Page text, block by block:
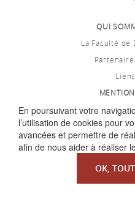
En poursuivant votre
l’utilisation de cookies pour
avancées et permettre de
afin de nous aider à réaliser
OK,
QUI
La Faculté de